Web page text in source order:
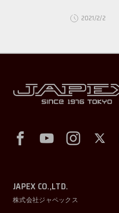
2021/2/2
JAPEX CO.,LTD.
株式会社ジャペックス